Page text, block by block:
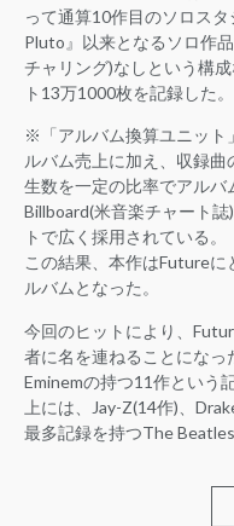
って通算10作目のソロス
Pluto』以来となるソロ作
チャリング)なしという構
ト13万1000枚を記録した。
※「アルバム換算ユニット
ルバム売上に加え、収録
生数を一定の比率でアルバ
Billboard(米音楽チャート
トで広く採用されている。
この結果、本作はFuture
ルバムとなった。
今回のヒットにより、
者に名を連ねることにな
Eminemの持つ11作という
上には、Jay-Z(14作)、
最多記録を持つThe